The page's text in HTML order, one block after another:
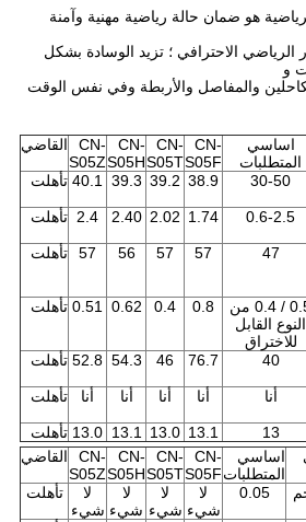
هو ضمان حالة رياضية مهنية وآمنة
الاحترافي ؛ تزيد الوسادة بشكل
و
والمفاصل والأربطة وفي نفس الوقت
اساسي
المتطلبات
CN-
S05F
CN-
S05T
CN-
S05H
CN-
S05Z
القاضي
30-50
38.9
39.2
39.3
40.1 تأهلت
0.6-2.5
1.74
2.02
2.40
2.4 تأهلت
47
57
57
56
57 تأهلت
0.5 / 0.4 من
النوع القابل
للاختراق
0.8
0.4
0.62
0.51 تأهلت
40
76.7
46
54.3
52.8 تأهلت
أنا أنا أنا أنا أنا تأهلت
13
13.1
13.0
13.1
13.0 تأهلت
اساسي
المتطلبات
CN-
S05F
CN-
S05T
CN-
S05H
CN-
S05Z
القاضي
0.05
لا
شيء
لا
شيء
لا
شيء
لا
شيء
تأهلت